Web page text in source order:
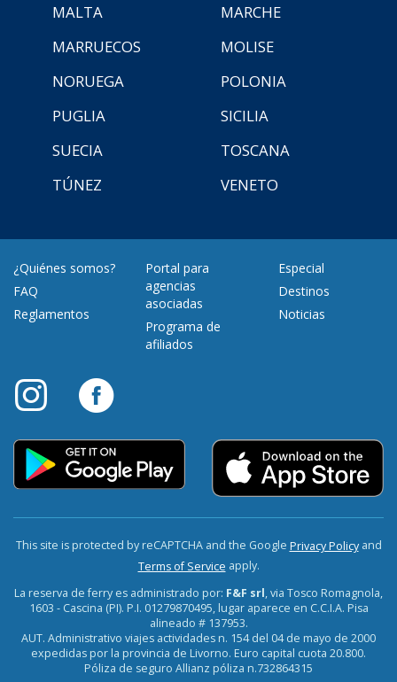
MALTA
MARCHE
MARRUECOS
MOLISE
NORUEGA
POLONIA
PUGLIA
SICILIA
SUECIA
TOSCANA
TÚNEZ
VENETO
¿Quiénes somos?
FAQ
Reglamentos
Portal para
agencias
asociadas
Programa de
afiliados
Especial
Destinos
Noticias
This site is protected by reCAPTCHA and the Google Privacy Policyand
Terms of Service apply.
La reserva de ferry es administrado por: F&F srl, via Tosco Romagnola,
1603 - Cascina (PI). P.I. 01279870495, lugar aparece en C.C.I.A. Pisa
alineado # 137953.
AUT. Administrativo viajes actividades n. 154 del 04 de mayo de 2000
expedidas por la provincia de Livorno. Euro capital cuota 20.800.
Póliza de seguro Allianz póliza n.732864315